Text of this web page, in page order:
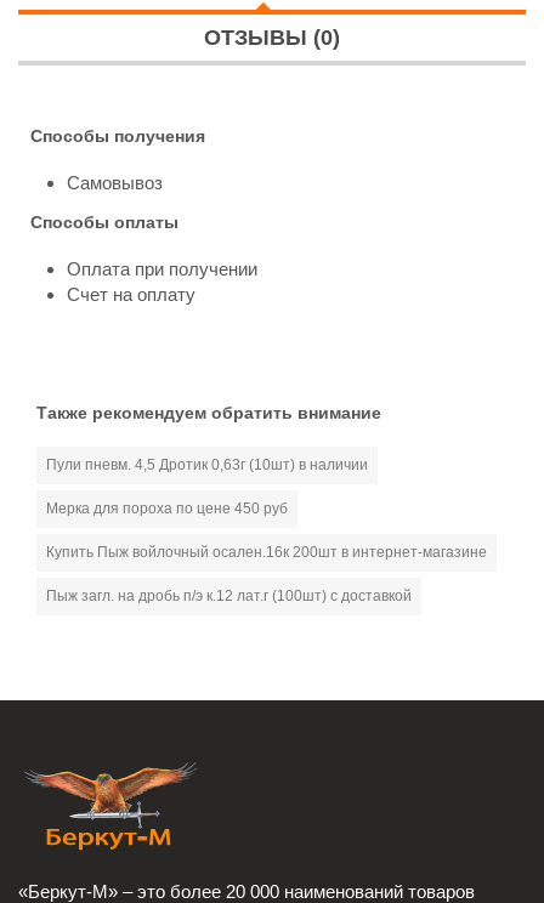
ОТЗЫВЫ (0)
Способы получения
Самовывоз
Способы оплаты
Оплата при получении
Счет на оплату
Также рекомендуем обратить внимание
Пули пневм. 4,5 Дротик 0,63г (10шт) в наличии
Мерка для пороха по цене 450 руб
Купить Пыж войлочный осален.16к 200шт в интернет-магазине
Пыж загл. на дробь п/э к.12 лат.г (100шт) с доставкой
«Беркут-М» – это более 20 000 наименований товаров